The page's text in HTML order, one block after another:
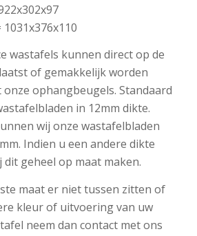
wastafels kunnen direct op de
of gemakkelijk worden
ophangbeugels. Standaard
in 12mm dikte.
wij onze wastafelbladen
Indien u een andere dikte
geheel op maat maken.
maat er niet tussen zitten of
kleur of uitvoering van uw
neem dan contact met ons